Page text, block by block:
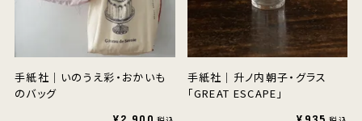
手紙社｜いのうえ彩・おかいも
のバッグ
手紙社｜升ノ内朝子・グラス
「GREAT ESCAPE」